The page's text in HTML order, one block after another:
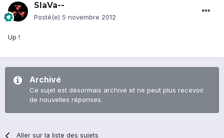
SlaVa--
Posté(e) 5 novembre 2012
Up !
Archivé
Ce sujet est désormais archivé et ne peut plus recevoir
de nouvelles réponses.
Aller sur la liste des sujets